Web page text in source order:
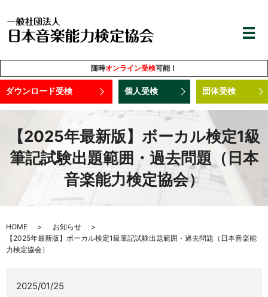
随時オンライン受検可能！
ダウンロード受検 個人受検 団体受検
【2025年最新版】ボーカル検定1級
筆記試験出題範囲・過去問題（日本
音楽能力検定協会）
HOME
お知らせ
【2025年最新版】ボーカル検定1級筆記試験出題範囲・過去問題（日本音楽能
力検定協会）
2025/01/25